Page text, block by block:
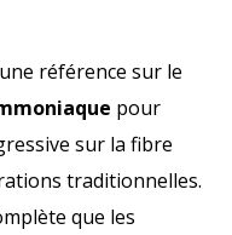
référence sur le
pour
sur la fibre
traditionnelles.
que les